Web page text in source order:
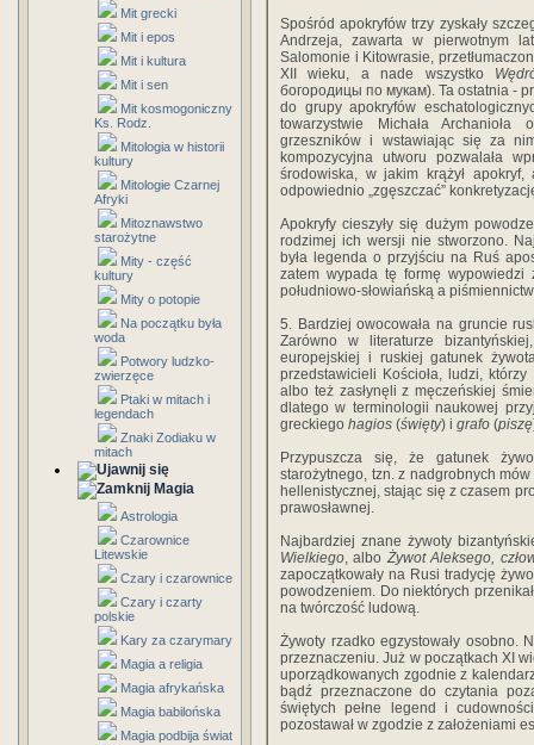
Mit grecki
Mit i epos
Mit i kultura
Mit i sen
Mit kosmogoniczny
Ks. Rodz.
Mitologia w historii
kultury
Mitologie Czarnej
Afryki
Mitoznawstwo
starożytne
Mity - część
kultury
Mity o potopie
Na początku była
woda
Potwory ludzko-
zwierzęce
Ptaki w mitach i
legendach
Znaki Zodiaku w
mitach
Magia
Astrologia
Czarownice
Litewskie
Czary i czarownice
Czary i czarty
polskie
Kary za czarymary
Magia a religia
Magia afrykańska
Magia babilońska
Magia podbija świat
Spośród apokryfów trzy zyskały
Andrzeja, zawarta w pierwotnym
Salomonie i Kitowrasie,
XII wieku, a nade wszystko
богородицы по мукам). Ta ostatnia -
do grupy apokryfów
towarzystwie Michała
grzeszników i wstawiając się za
kompozycyjna utworu pozwalała
środowiska, w jakim krążył
odpowiednio „zgęszczać”
Apokryfy cieszyły się dużym
rodzimej ich wersji nie stworzono.
była legenda o przyjściu na Ruś
zatem wypada tę formę wypowiedzi
południowo-słowiańską a
5. Bardziej owocowała na gruncie
Zarówno w literaturze
europejskiej i ruskiej gatunek
przedstawicieli Kościoła, ludzi,
albo też zasłynęli z męczeńskiej
dlatego w terminologii naukowej
greckiego hagios (święty) i grafo (piszę
Przypuszcza się, że gatunek
starożytnego, tzn. z nadgrobnych
hellenistycznej, stając się z czasem
prawosławnej.
Najbardziej znane żywoty
Wielkiego, albo Żywot Aleksego,
zapoczątkowały na Rusi tradycję
powodzeniem. Do niektórych
na twórczość ludową.
Żywoty rzadko egzystowały osobno.
przeznaczeniu. Już w początkach XI
uporządkowanych zgodnie z
bądź przeznaczone do czytania
świętych pełne legend i
pozostawał w zgodzie z założeniami